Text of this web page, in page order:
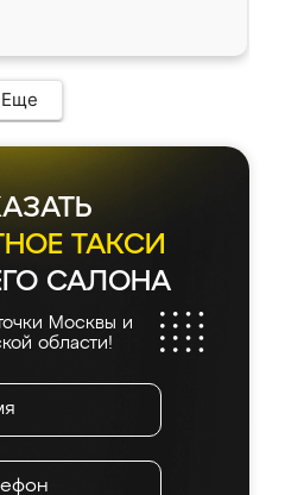
Еще
ТАКСИ
САЛОНА
Москвы и
области!